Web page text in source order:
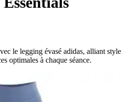
le legging évasé adidas, alliant style
optimales à chaque séance.